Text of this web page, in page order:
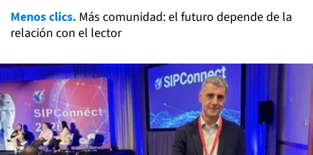
Menos clics. Más comunidad: el futuro depende de la
relación con el lector